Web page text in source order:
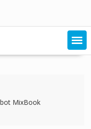
MixBook